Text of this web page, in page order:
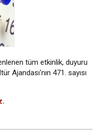
tüm etkinlik, duyuru
Ajandası'nın 471. sayısı